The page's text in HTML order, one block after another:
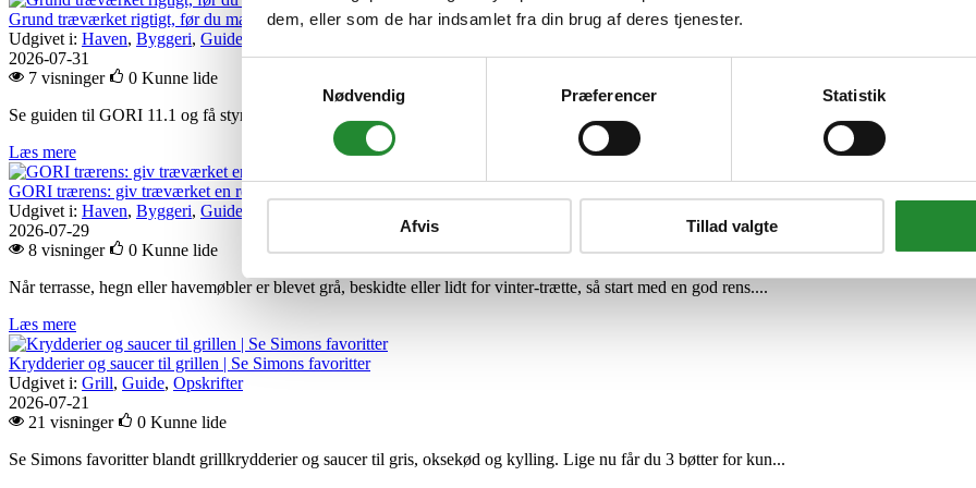
dem, eller som de har indsamlet fra din brug af deres tjenester.
Nødvendig
Præferencer Statistik
Afvis Tillad valgte
Grund træværket rigtigt, før du maler
Udgivet i: Haven, Byggeri, Guide byggeri
2026-07-31
7 visninger
0 Kunne lide
Se guiden til GORI 11.1 og få styr på grunding, imprægnering og forarbejde, før du maler træfacade, hegn eller...
Læs mere
GORI trærens: giv træværket en ren start før olie og træbeskyttelse
Udgivet i: Haven, Byggeri, Guide byggeri
2026-07-29
8 visninger
0 Kunne lide
Når terrasse, hegn eller havemøbler er blevet grå, beskidte eller lidt for vinter-trætte, så start med en god rens....
Læs mere
Krydderier og saucer til grillen | Se Simons favoritter
Udgivet i: Grill, Guide, Opskrifter
2026-07-21
21 visninger
0 Kunne lide
Se Simons favoritter blandt grillkrydderier og saucer til gris, oksekød og kylling. Lige nu får du 3 bøtter for kun...